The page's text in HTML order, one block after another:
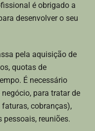
é obrigado a
desenvolver o seu
pela aquisição de
quotas de
É necessário
para tratar de
cobranças),
pessoais, reuniões.